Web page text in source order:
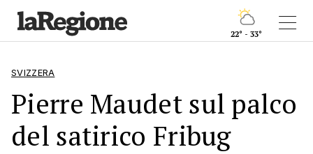
22° - 33°
SVIZZERA
Pierre Maudet sul palco
del satirico Fribug